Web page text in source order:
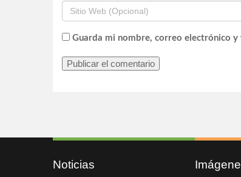
Guarda mi nombre, correo electrónico
Noticias